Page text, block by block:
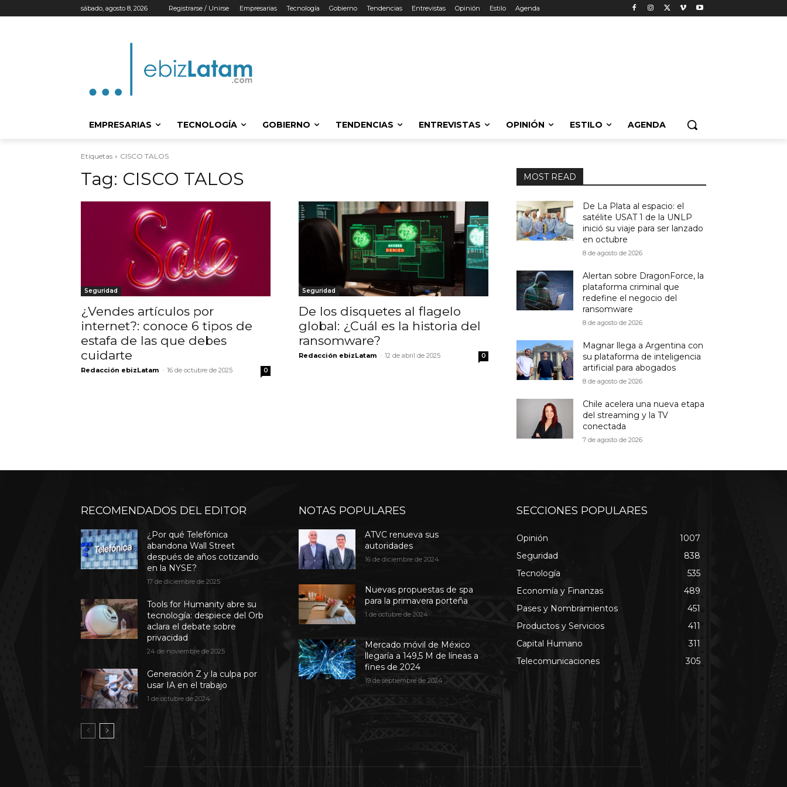
sábado, agosto 8, 2026 Registrarse / Unirse Empresarias Tecnología Gobierno Tendencias Entrevistas Opinión Estilo Agenda
EMPRESARIAS TECNOLOGÍA GOBIERNO TENDENCIAS ENTREVISTAS OPINIÓN ESTILO AGENDA
Etiquetas CISCO TALOS
Tag: CISCO TALOS
Seguridad
¿Vendes artículos por
internet?: conoce 6 tipos de
estafa de las que debes
cuidarte
Redacción ebizLatam - 16 de octubre de 2025 0
Seguridad
De los disquetes al flagelo
global: ¿Cuál es la historia del
ransomware?
Redacción ebizLatam - 12 de abril de 2025 0
MOST READ
De La Plata al espacio: el
satélite USAT 1 de la UNLP
inició su viaje para ser lanzado
en octubre
8 de agosto de 2026
Alertan sobre DragonForce, la
plataforma criminal que
redefine el negocio del
ransomware
8 de agosto de 2026
Magnar llega a Argentina con
su plataforma de inteligencia
artificial para abogados
8 de agosto de 2026
Chile acelera una nueva etapa
del streaming y la TV
conectada
7 de agosto de 2026
RECOMENDADOS DEL EDITOR
¿Por qué Telefónica
abandona Wall Street
después de años cotizando
en la NYSE?
17 de diciembre de 2025
Tools for Humanity abre su
tecnología: despiece del Orb
aclara el debate sobre
privacidad
24 de noviembre de 2025
Generación Z y la culpa por
usar IA en el trabajo
1 de octubre de 2024
NOTAS POPULARES
ATVC renueva sus
autoridades
16 de diciembre de 2024
Nuevas propuestas de spa
para la primavera porteña
1 de octubre de 2024
Mercado móvil de México
llegaría a 149,5 M de líneas a
fines de 2024
19 de septiembre de 2024
SECCIONES POPULARES
Opinión
1007
Seguridad
838
Tecnología
535
Economía y Finanzas
489
Pases y Nombramientos
451
Productos y Servicios
411
Capital Humano
311
Telecomunicaciones
305